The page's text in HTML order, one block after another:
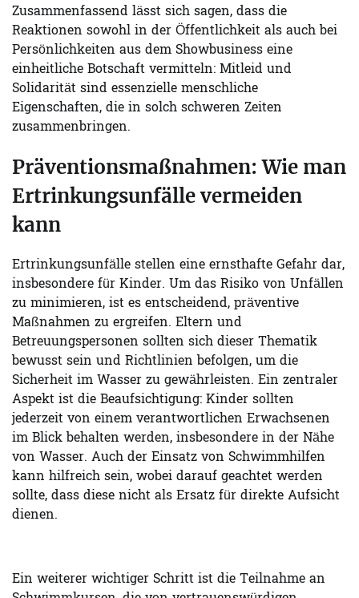
Zusammenfassend lässt sich sagen, dass die
Reaktionen sowohl in der Öffentlichkeit als auch bei
Persönlichkeiten aus dem Showbusiness eine
einheitliche Botschaft vermitteln: Mitleid und
Solidarität sind essenzielle menschliche
Eigenschaften, die in solch schweren Zeiten
zusammenbringen.
Präventionsmaßnahmen: Wie man
Ertrinkungsunfälle vermeiden
kann
Ertrinkungsunfälle stellen eine ernsthafte Gefahr dar,
insbesondere für Kinder. Um das Risiko von Unfällen
zu minimieren, ist es entscheidend, präventive
Maßnahmen zu ergreifen. Eltern und
Betreuungspersonen sollten sich dieser Thematik
bewusst sein und Richtlinien befolgen, um die
Sicherheit im Wasser zu gewährleisten. Ein zentraler
Aspekt ist die Beaufsichtigung: Kinder sollten
jederzeit von einem verantwortlichen Erwachsenen
im Blick behalten werden, insbesondere in der Nähe
von Wasser. Auch der Einsatz von Schwimmhilfen
kann hilfreich sein, wobei darauf geachtet werden
sollte, dass diese nicht als Ersatz für direkte Aufsicht
dienen.
Ein weiterer wichtiger Schritt ist die Teilnahme an